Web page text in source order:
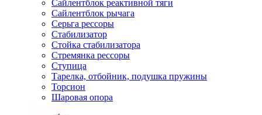
Сайлентблок реактивной тяги
Сайлентблок рычага
Серьга рессоры
Стабилизатор
Стойка стабилизатора
Стремянка рессоры
Ступица
Тарелка, отбойник, подушка пружины
Торсион
Шаровая опора